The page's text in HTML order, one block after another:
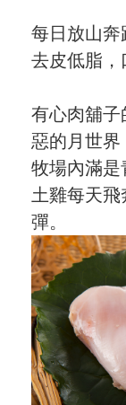
愛飯團FB粉
Instagram
聯絡我們
服務信箱
關於
關於愛飯團
聯絡我們
每日放山奔
去皮低脂，
有心肉舖
惡的月世界
牧場內滿是
土雞每天飛
彈。